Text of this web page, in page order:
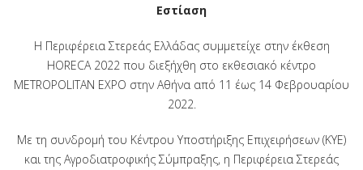
Εστίαση
Η Περιφέρεια Στερεάς Ελλάδας συμμετείχε στην έκθεση
HORECA 2022 που διεξήχθη στο εκθεσιακό κέντρο
METROPOLITAN EXPO στην Αθήνα από 11 έως 14 Φεβρουαρίου
2022.
Με τη συνδρομή του Κέντρου Υποστήριξης Επιχειρήσεων (ΚΥΕ)
και της Αγροδιατροφικής Σύμπραξης, η Περιφέρεια Στερεάς